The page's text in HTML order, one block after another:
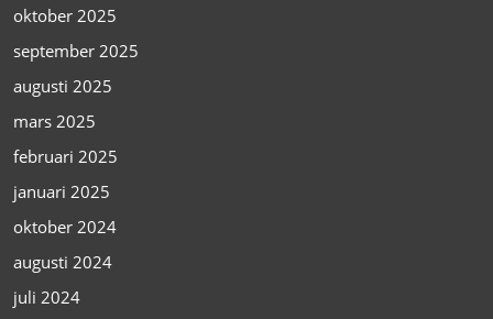
oktober 2025
september 2025
augusti 2025
mars 2025
februari 2025
januari 2025
oktober 2024
augusti 2024
juli 2024